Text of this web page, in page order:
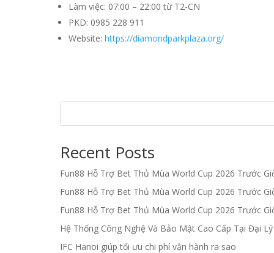
Làm việc: 07:00 – 22:00 từ T2-CN
PKD: 0985 228 911
Website: https://diamondparkplaza.org/
Recent Posts
Fun88 Hỗ Trợ Bet Thủ Mùa World Cup 2026 Trước
Fun88 Hỗ Trợ Bet Thủ Mùa World Cup 2026 Trước
Fun88 Hỗ Trợ Bet Thủ Mùa World Cup 2026 Trước
Hệ Thống Công Nghệ Và Bảo Mật Cao Cấp Tại Đại
IFC Hanoi giúp tối ưu chi phí vận hành ra sao